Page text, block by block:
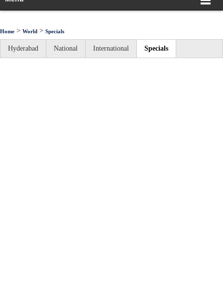
Home > World > Specials
Hyderabad National International Specials